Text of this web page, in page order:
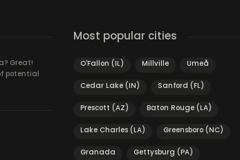
Great!
potential
Most popular cities
O'Fallon (IL) Millville Umeå
Cedar Lake (IN) Sanford (FL)
Prescott (AZ) Baton Rouge (LA)
Lake Charles (LA) Greensboro (NC)
Granada Gettysburg (PA)